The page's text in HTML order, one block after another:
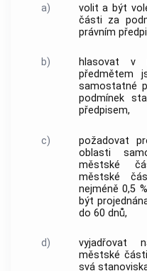
a)
volit a být
části za
právním
b) hlasovat v
předmětem
samostatné
podmínek
předpisem,
c)
požadovat
oblasti
městské
městské
nejméně 0,5
být
do 60 dnů,
d)
vyjadřovat
městské
svá